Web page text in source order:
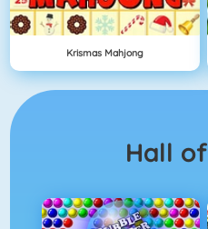
Krismas Mahjong
Hall of